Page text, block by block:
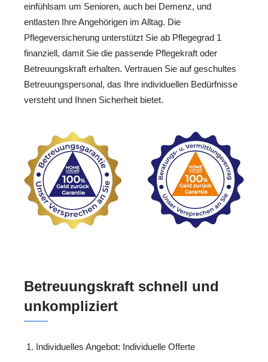
einfühlsam um Senioren, auch bei Demenz, und
entlasten Ihre Angehörigen im Alltag. Die
Pflegeversicherung unterstützt Sie ab Pflegegrad 1
finanziell, damit Sie die passende Pflegekraft oder
Betreuungskraft erhalten. Vertrauen Sie auf geschultes
Betreuungspersonal, das Ihre individuellen Bedürfnisse
versteht und Ihnen Sicherheit bietet.
Betreuungskraft schnell und
unkompliziert
Individuelles Angebot: Individuelle Offerte